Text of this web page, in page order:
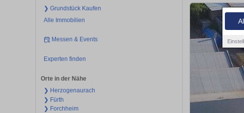
❯ Grundstück Kaufen
Alle Immobilien
Messen & Events
Experten finden
Orte in der Nähe
❯ Herzogenaurach
❯ Fürth
❯ Forchheim